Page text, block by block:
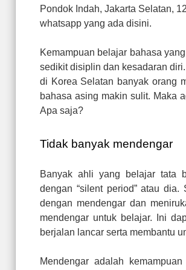
Pondok Indah, Jakarta Selatan,
whatsapp yang ada disini.
Kemampuan belajar bahasa
sedikit disiplin dan kesadaran
di Korea Selatan banyak orang
bahasa asing makin sulit. Maka
Apa saja?
Tidak banyak mendengar
Banyak ahli yang belajar tata
dengan “silent period” atau
dengan mendengar dan
mendengar untuk belajar. Ini
berjalan lancar serta membantu
Mendengar adalah